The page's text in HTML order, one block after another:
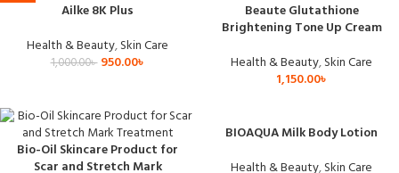
Ailke 8K Plus
Health & Beauty,Skin Care
1,000.00৳ 950.00৳
Beaute Glutathione
Brightening Tone Up Cream
Health & Beauty,Skin Care
1,150.00৳
Bio-Oil Skincare Product for
Scar and Stretch Mark
BIOAQUA Milk Body Lotion
Health & Beauty,Skin Care